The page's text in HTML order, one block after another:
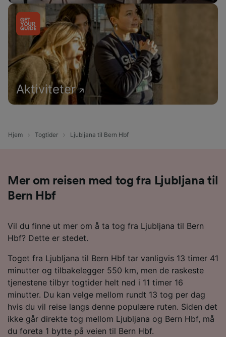
Aktiviteter
Hjem Togtider Ljubljana til Bern Hbf
Mer om reisen med tog fra Ljubljana til
Bern Hbf
Vil du finne ut mer om å ta tog fra Ljubljana til Bern
Hbf? Dette er stedet.
Toget fra Ljubljana til Bern Hbf tar vanligvis 13 timer 41
minutter og tilbakelegger 550 km, men de raskeste
tjenestene tilbyr togtider helt ned i 11 timer 16
minutter. Du kan velge mellom rundt 13 tog per dag
hvis du vil reise langs denne populære ruten. Siden det
ikke går direkte tog mellom Ljubljana og Bern Hbf, må
du foreta 1 bytte på veien til Bern Hbf.